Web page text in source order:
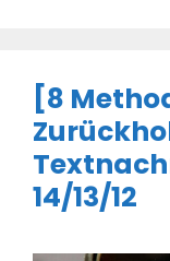
[8
14/13/12